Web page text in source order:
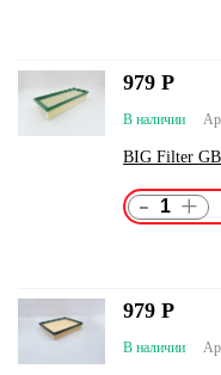
В наличии
BIG Filter
979 Р
- +
В наличии
979 Р